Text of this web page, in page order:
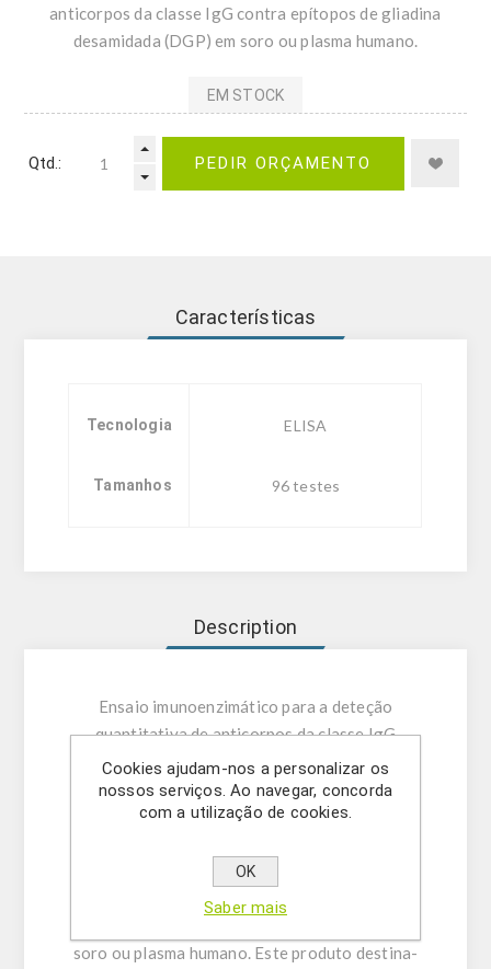
anticorpos da classe IgG contra epítopos de gliadina
desamidada (DGP) em soro ou plasma humano.
EM STOCK
Qtd.: PEDIR ORÇAMENTO
Características
Tecnologia ELISA
Tamanhos 96 testes
Description
Ensaio imunoenzimático para a deteção
quantitativa de anticorpos da classe IgG
contra epítopos de gliadina desamidada (DGP)
em soro ou plasma humano.
um sistema de teste ELISA para a deteção
quantitativa de anticorpos (IgG) contra
soro ou plasma humano. Este produto destina-
Cookies ajudam-nos a personalizar os
nossos serviços. Ao navegar, concorda
com a utilização de cookies.
OK
Saber mais